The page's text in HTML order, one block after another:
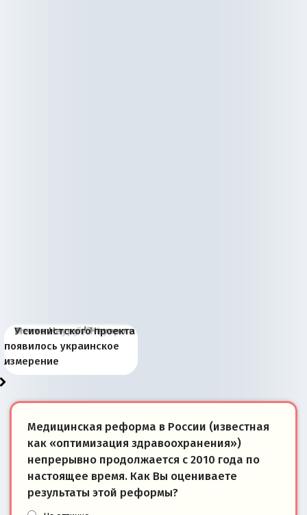
Киевская марионетка
Запада рассказала о
«переобувании» хозяев
В России назрели
перемены: 15 шагов к
суверенной экономике
Миграционный пожар
Европы
Россия начинает
сбрасывать балласт
Анкориджа
Россия зимой 1904
года: первые уступки во
внутренней политике
Русская нация вчера и
сегодня
Почему правый крах в
Варшаве не поможет её
отношениям с Россией?
Место Науру / Науэро в
современной истории
Южной Осетии
У сионистского проекта
появилось украинское
измерение
Медицинская реформа в России (известная
как «оптимизация здравоохранения»)
непрерывно продолжается с 2010 года по
настоящее время. Как Вы оцениваете
результаты этой реформы?